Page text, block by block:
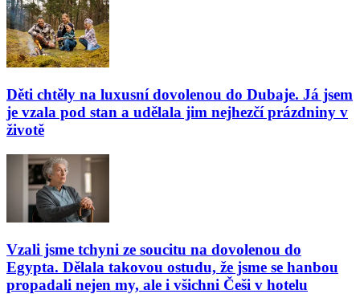
Děti chtěly na luxusní dovolenou do Dubaje. Já jsem
je vzala pod stan a udělala jim nejhezčí prázdniny v
životě
Vzali jsme tchyni ze soucitu na dovolenou do
Egypta. Dělala takovou ostudu, že jsme se hanbou
propadali nejen my, ale i všichni Češi v hotelu